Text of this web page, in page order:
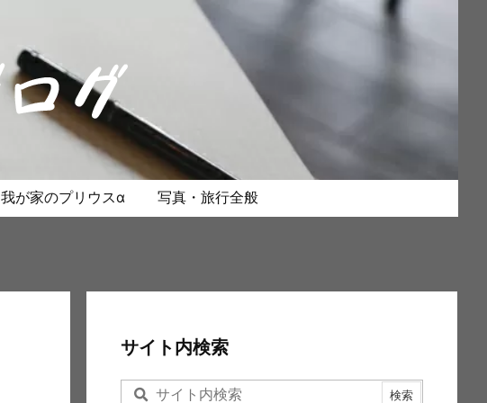
我が家のプリウスα 写真・旅行全般
サイト内検索